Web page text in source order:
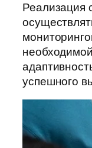
Реализация
успешного